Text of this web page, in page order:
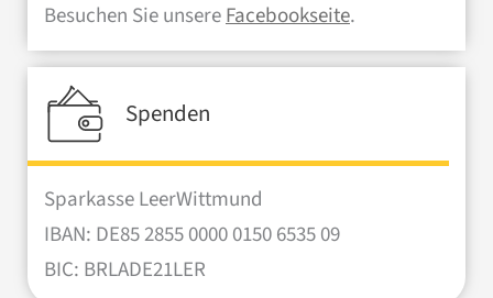
Besuchen Sie unsereFacebookseite.
Spenden
Sparkasse LeerWittmund
IBAN: DE85 2855 0000 0150 6535 09
BIC: BRLADE21LER